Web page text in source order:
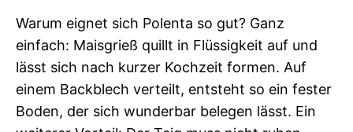
Warum eignet sich Polenta so gut? Ganz
einfach: Maisgrieß quillt in Flüssigkeit auf und
lässt sich nach kurzer Kochzeit formen. Auf
einem Backblech verteilt, entsteht so ein fester
Boden, der sich wunderbar belegen lässt. Ein